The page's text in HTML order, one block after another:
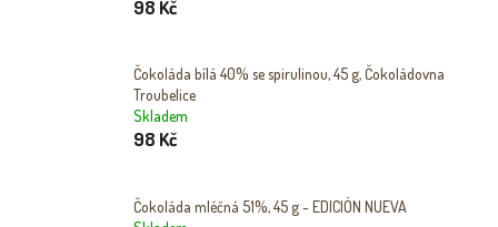
98 Kč
Čokoláda bílá 40% se spirulinou, 45 g, Čokoládovna
Troubelice
Skladem
98 Kč
Čokoláda mléčná 51%, 45 g - EDICIÓN NUEVA